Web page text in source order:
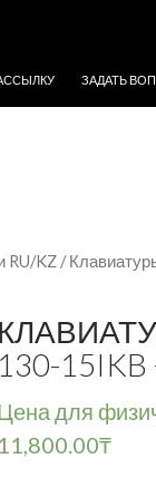
ЗАДАТЬ
RU/KZ /
130-
для
11,800.00₸